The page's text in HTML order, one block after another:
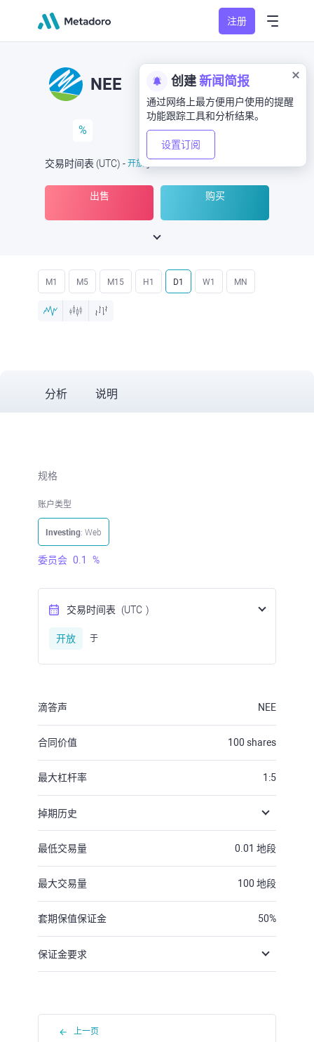
注册
创建新闻简报
通过网络上最方便用户使用的提醒
功能跟踪工具和分析结果。
设置订阅
NEE
%
交易时间表 (UTC) - 开放 于
出售 购买
M1 M5 M15 H1 D1 W1 MN
分析 说明
规格
账户类型
Investing: Web
委员会 0.1 %
交易时间表 (UTC )
开放 于
滴答声 NEE
合同价值 100 shares
最大杠杆率 1:5
掉期历史
最低交易量 0.01 地段
最大交易量 100 地段
套期保值保证金 50%
保证金要求
上一页